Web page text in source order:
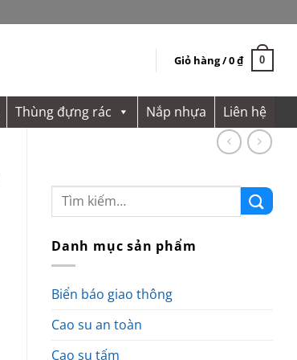
Giỏ hàng /0₫ 0
Thùng đựng rác Nắp nhựa Liên hệ
Danh mục sản phẩm
Biển báo giao thông
Cao su an toàn
Cao su tấm